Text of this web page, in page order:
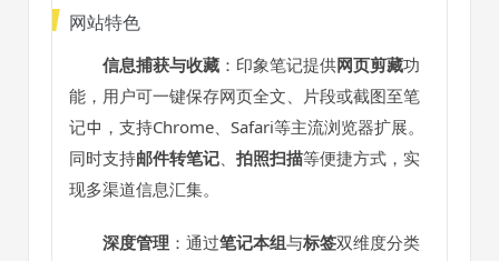
网站特色
信息捕获与收藏 ：印象笔记提供网页剪藏功
能，用户可一键保存网页全文、片段或截图至笔
记中，支持Chrome、Safari等主流浏览器扩展。
同时支持邮件转笔记、 拍照扫描等便捷方式，实
现多渠道信息汇集。
深度管理 ：通过笔记本组与标签双维度分类